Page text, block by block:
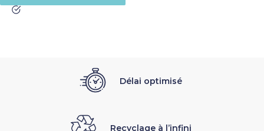
Délai optimisé
Recyclage à l’infini